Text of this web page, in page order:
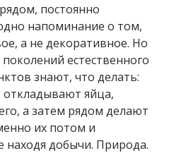
постоянно
напоминание о том,
а не декоративное. Но
естественного
знают, что делать:
яйца,
а затем рядом делают
их потом и
находя добычи. Природа.